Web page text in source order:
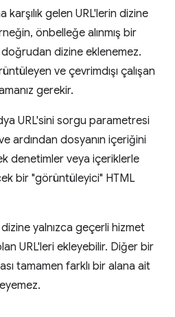
karşılık gelen URL'lerin dizine
önbelleğe alınmış bir
doğrudan dizine eklenemez.
ve çevrimdışı çalışan
gerekir.
URL'sini sorgu parametresi
ardından dosyanın içeriğini
denetimler veya içeriklerle
bir "görüntüleyici" HTML
yalnızca geçerli hizmet
URL'leri ekleyebilir. Diğer bir
tamamen farklı bir alana ait